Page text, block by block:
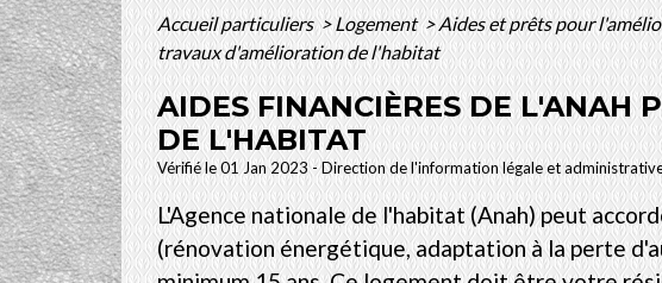
Accueil particuliers> Logement> Aides et prêts pour
travaux d'amélioration de l'habitat
AIDES FINANCIÈRES DE L'ANAH
DE L'HABITAT
Vérifié le 01 Jan 2023 - Direction de l'information légale et
L'Agence nationale de l'habitat (Anah) peut
(rénovation énergétique, adaptation à la perte